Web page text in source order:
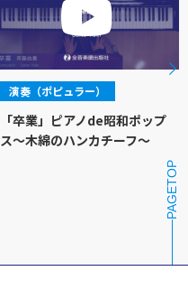
演奏（ポピュラー）
「卒業」ピアノde昭和ポップ
ス～木綿のハンカチーフ～
PAGETOP